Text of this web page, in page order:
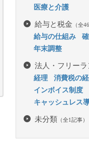
医療と介護
給与と税金 （全
給与の仕組み
年末調整
法人・フリーラ
経理
消費税の
インボイス制度
キャッシュレス
未分類 （全1記事）